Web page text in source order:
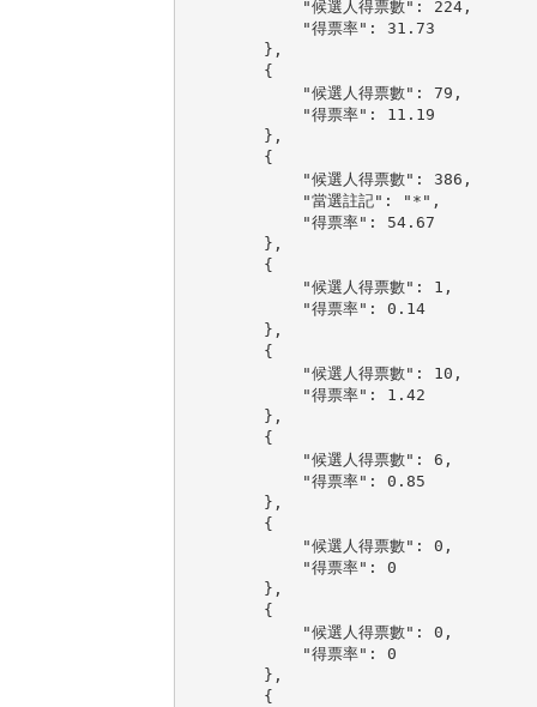
            "候選人得票數": 224,
            "得票率": 31.73
        },
        {
            "候選人得票數": 79,
            "得票率": 11.19
        },
        {
            "候選人得票數": 386,
            "當選註記": "*",
            "得票率": 54.67
        },
        {
            "候選人得票數": 1,
            "得票率": 0.14
        },
        {
            "候選人得票數": 10,
            "得票率": 1.42
        },
        {
            "候選人得票數": 6,
            "得票率": 0.85
        },
        {
            "候選人得票數": 0,
            "得票率": 0
        },
        {
            "候選人得票數": 0,
            "得票率": 0
        },
        {